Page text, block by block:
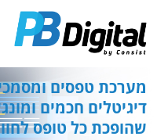
אנטר
מערכת טפסים
דיגיטלים חכמים
שהופכת כל טופס